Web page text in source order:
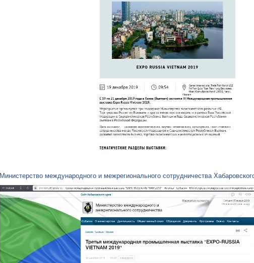
Министерство международного и межрегионального сотрудничества